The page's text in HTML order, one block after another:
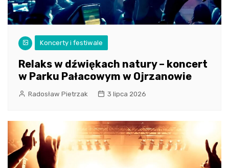
Koncerty i festiwale
Relaks w dźwiękach natury – koncert
w Parku Pałacowym w Ojrzanowie
Radosław Pietrzak 3 lipca 2026